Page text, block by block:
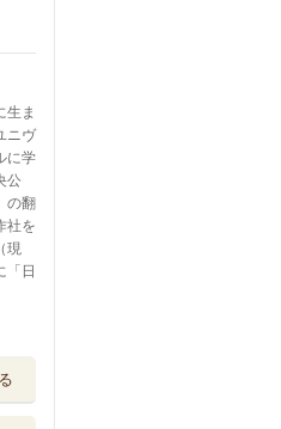
生ま
ニヴ
に学
公
の翻
社を
現
「日